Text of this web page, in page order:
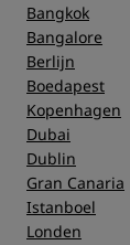
Bangkok
Bangalore
Berlijn
Boedapest
Kopenhagen
Dubai
Dublin
Gran Canaria
Istanboel
Londen